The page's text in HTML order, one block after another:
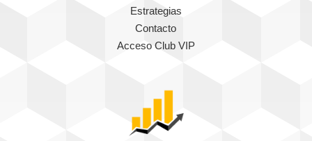
Estrategias
Contacto
Acceso Club VIP